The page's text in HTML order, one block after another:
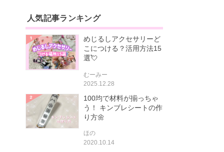
人気記事ランキング
めじるしアクセサリーど
こにつける？活用方法15
選💘
むーみー
2025.12.28
100均で材料が揃っちゃ
う！ キンブレシートの作
り方🌼
ほの
2020.10.14